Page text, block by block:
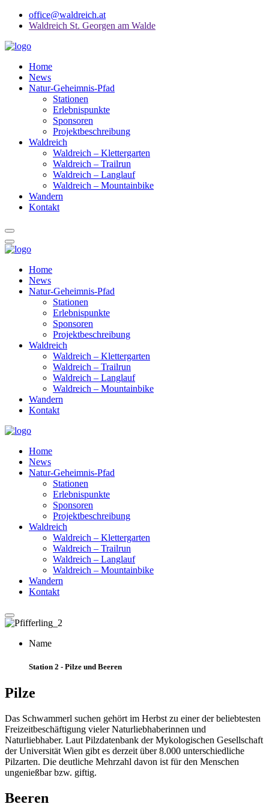
office@waldreich.at
Waldreich St. Georgen am Walde
Home
News
Natur-Geheimnis-Pfad
Stationen
Erlebnispunkte
Sponsoren
Projektbeschreibung
Waldreich
Waldreich – Klettergarten
Waldreich – Trailrun
Waldreich – Langlauf
Waldreich – Mountainbike
Wandern
Kontakt
Home
News
Natur-Geheimnis-Pfad
Stationen
Erlebnispunkte
Sponsoren
Projektbeschreibung
Waldreich
Waldreich – Klettergarten
Waldreich – Trailrun
Waldreich – Langlauf
Waldreich – Mountainbike
Wandern
Kontakt
Home
News
Natur-Geheimnis-Pfad
Stationen
Erlebnispunkte
Sponsoren
Projektbeschreibung
Waldreich
Waldreich – Klettergarten
Waldreich – Trailrun
Waldreich – Langlauf
Waldreich – Mountainbike
Wandern
Kontakt
Name
Station 2 - Pilze und Beeren
Pilze
Das Schwammerl suchen gehört im Herbst zu einer der beliebtesten
Freizeitbeschäftigung vieler Naturliebhaberinnen und
Naturliebhaber. Laut Pilzdatenbank der Mykologischen Gesellschaft
der Universität Wien gibt es derzeit über 8.000 unterschiedliche
Pilzarten. Die deutliche Mehrzahl davon ist für den Menschen
ungenießbar bzw. giftig.
Beeren